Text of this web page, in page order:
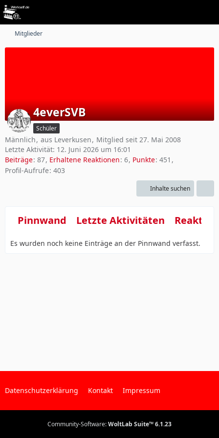
Mitglieder
4everSVB
Schüler
Männlich aus Leverkusen
Mitglied seit 27. Mai 2008
Letzte Aktivität: 12. Juni 2026 um 16:01
Beiträge 87 Erhaltene Reaktionen 6 Punkte 451
Profil-Aufrufe 403
Inhalte suchen
Pinnwand Letzte Aktivitäten
Es wurden noch keine Einträge an der Pinnwand verfasst.
Datenschutzerklärung Kontakt Impressum
Community-Software:WoltLab Suite™ 6.1.23